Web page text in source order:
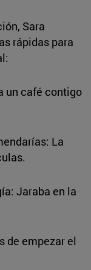
Sara
rápidas para
un café contigo
La
Jaraba en la
de empezar el